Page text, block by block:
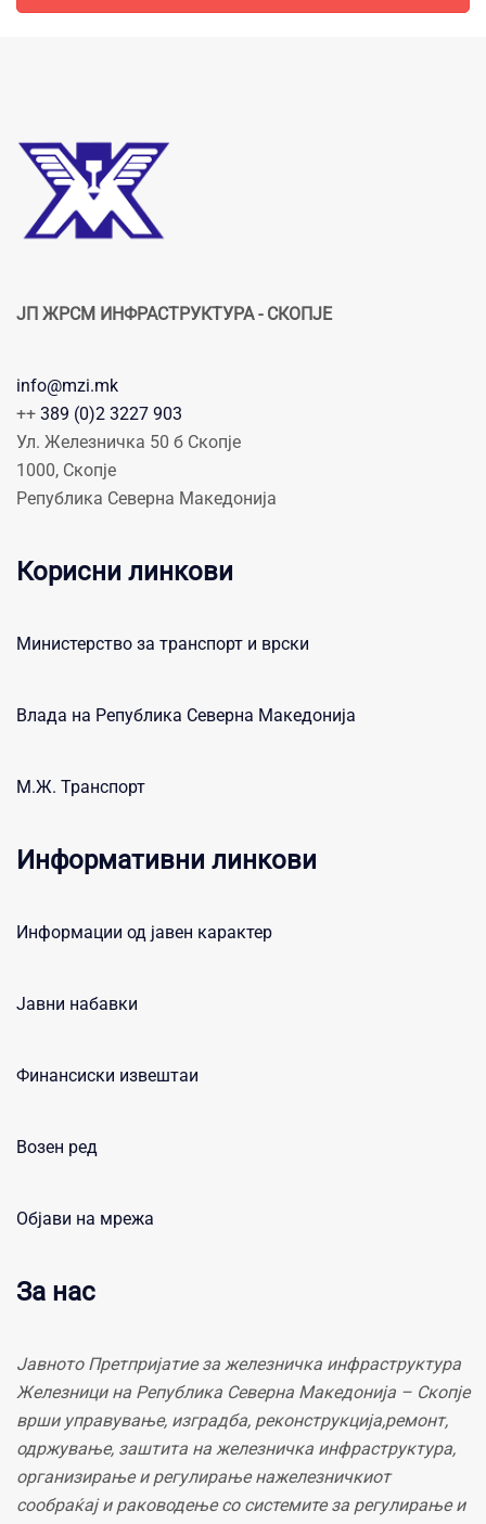
ЈП ЖРСМ ИНФРАСТРУКТУРА - СКОПЈЕ
info@mzi.mk
++ 389 (0)2 3227 903
Ул. Железничка 50 б Скопје
1000, Скопје
Република Северна Македонија
Корисни линкови
Министерство за транспорт и врски
Влада на Република Северна Македонија
М.Ж. Транспорт
Информативни линкови
Информации од јавен карактер
Јавни набавки
Финансиски извештаи
Возен ред
Објави на мрежа
За нас
Јавното Претпријатие за железничка инфраструктура
Железници на Република Северна Македонија – Скопје
врши управување, изградба, реконструкција,ремонт,
одржување, заштита на железничка инфраструктура,
организирање и регулирање нажелезничкиот
сообраќај и раководење со системите за регулирање и